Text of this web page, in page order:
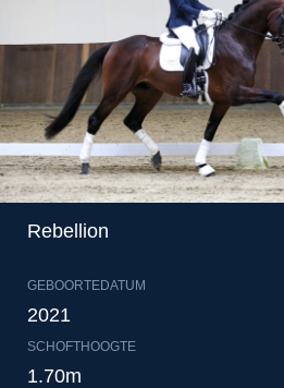
Rebellion
GEBOORTEDATUM
2021
SCHOFTHOOGTE
1.70m